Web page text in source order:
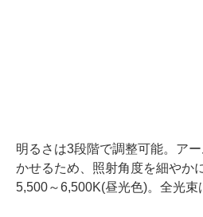
明るさは3段階で調整可能。ア
かせるため、照射角度を細やか
5,500～6,500K(昼光色)。全光束